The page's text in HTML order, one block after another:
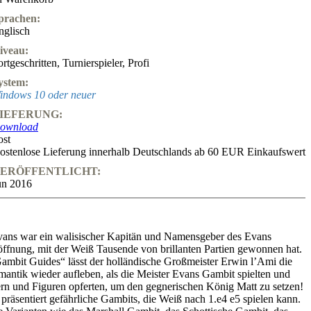
, Turnierspieler, Profi
10 oder neuer
Lieferung innerhalb Deutschlands ab 60 EUR Einkaufswert
2016
war ein walisischer Kapitän und Namensgeber des Evans
mit der Weiß Tausende von brillanten Partien gewonnen hat.
Guides“ lässt der holländische Großmeister Erwin l’Ami die
wieder aufleben, als die Meister Evans Gambit spielten und
und Figuren opferten, um den gegnerischen König Matt zu setzen!
gefährliche Gambits, die Weiß nach 1.e4 e5 spielen kann.